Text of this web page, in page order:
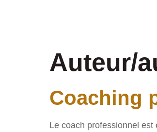
Auteur/
Coaching
Le coach professionnel est